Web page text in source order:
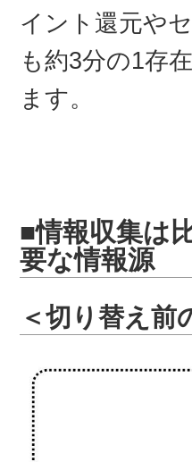
イント還元や
も約3分の1存
ます。
■情報収集は
要な情報源
＜切り替え前